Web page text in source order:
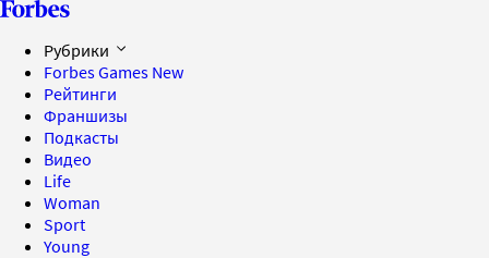
Рубрики
Forbes Games New
Рейтинги
Франшизы
Подкасты
Видео
Life
Woman
Sport
Young